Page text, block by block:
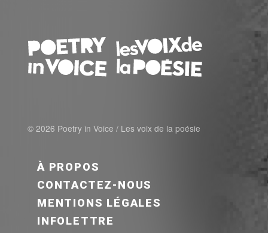
© 2026 Poetry in Voice / Les voix de la poésie
FOOTER MENU FR
À PROPOS
CONTACTEZ-NOUS
MENTIONS LÉGALES
INFOLETTRE